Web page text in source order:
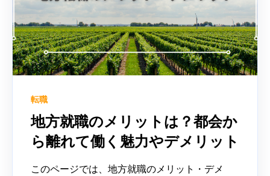
転職
地方就職のメリットは？都会か
ら離れて働く魅力やデメリット
このページでは、地方就職のメリット・デメ